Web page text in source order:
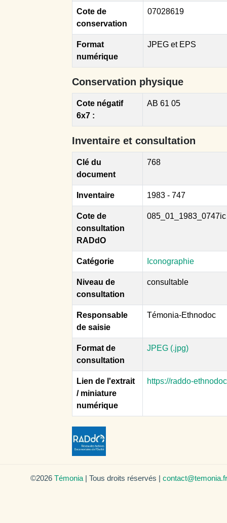
Cote de
conservation
07028619
Format
numérique
JPEG et EPS
Conservation physique
Cote négatif
6x7 :
AB 61 05
Inventaire et consultation
Clé du
document
768
Inventaire 1983 - 747
Cote de
consultation
RADdO
085_01_1983_0747ic
Catégorie Iconographie
Niveau de
consultation
consultable
Responsable
de saisie
Témonia-Ethnodoc
Format de
consultation
JPEG (.jpg)
Lien de l'extrait
/ miniature
numérique
https://raddo-
©2026 Témonia | Tous droits réservés | contact@temonia.fr